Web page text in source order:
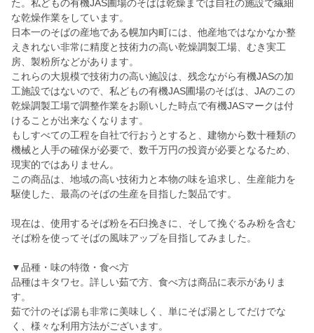
た。私どもの有機JAS圃場のそばは乾燥までは自社の施設で繊細
な乾燥作業をしています。
日本一のそばの産地である幌加内町には、他産地ではなかなか整
えきれない非常に精度と技術力の高い乾燥調製工場、むき実工
房、製粉所などがあります。
これらの大規模で技術力の高い施設は、残念ながら有機JASの加
工施設ではないので、私どもの有機JAS圃場のそばは、JAのこの
乾燥調製工場で調整作業をお願いした時点で有機JASマークは付
けることが出来なくなります。
もしすべての工程を自社で行おうとすると、建物から数十種類の
機械と人手の確保が必要で、数千万円の投資が必要となるため、
現実的ではありません。
この商品は、地域の高い技術力と本物の味を追求し、生産能力を
駆使した、最高のそばの生産を目指した製品です。
現在は、使用するそば粉を石臼挽きに、そして挽ぐるみ粉を含む
そば粉を使ってそばの風味アップを目指してみました。
▼品種・味の特徴・食べ方
品種はキタワセ。詳しい茹で方、食べ方は商品に表示がありま
す。
茹で汁のそば湯も非常に美味しく、単にそば湯としてだけでな
く、様々な利用方法がございます。